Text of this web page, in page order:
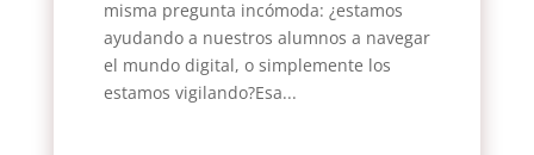
misma pregunta incómoda: ¿estamos
ayudando a nuestros alumnos a navegar
el mundo digital, o simplemente los
estamos vigilando?Esa...